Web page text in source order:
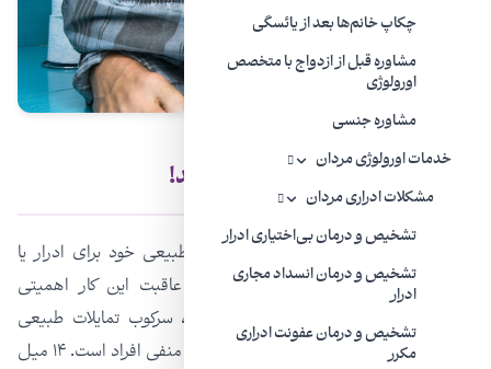
چکاپ خانم‌ها بعد از یائسگی
مشاوره قبل از ازدواج با متخصص
اورولوژی
مشاوره جنسی
خدمات اورولوژی مردان
مشکلات ادراری مردان
تشخیص و درمان بی‌اختیاری ادرار
تشخیص و درمان انسداد مجاری
ادرار
تشخیص و درمان عفونت ادراری
مکرر
میل به ادرار کردن را سرکوب نکنید!
اغلب بصورت ناخودآگاه، ما معمولاً امیال طبیعی خود برای ادرار یا
مدفوع کردن سرکوب می‌کنیم و اصلا به عاقبت این کار اهمیتی
نمی‌دهیم. به گفته یک متخصص معروف، سرکوب تمایلات طبیعی
بیولوژیکی و عاطفی یکی از اصلی‌ترین اعمال منفی افراد است. ۱۴ میل